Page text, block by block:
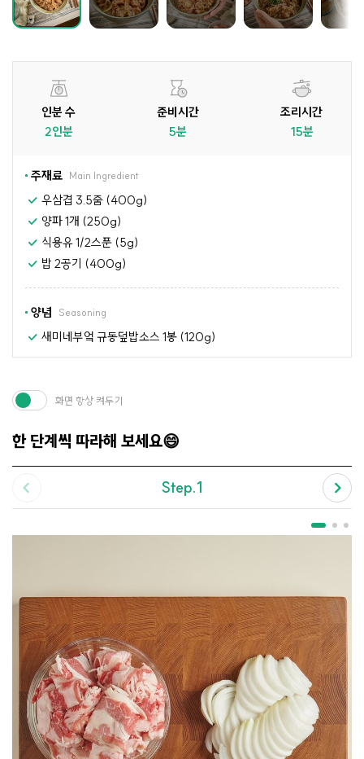
인분 수
2인분
준비시간
5분
조리시간
15분
주재료 Main Ingredient
우삼겹 3.5줌 (400g)
양파 1개 (250g)
식용유 1/2스푼 (5g)
밥 2공기 (400g)
양념 Seasoning
새미네부엌 규동덮밥소스 1봉 (120g)
한 단계씩 따라해 보세요😄
화면 항상 켜두기
Step.1